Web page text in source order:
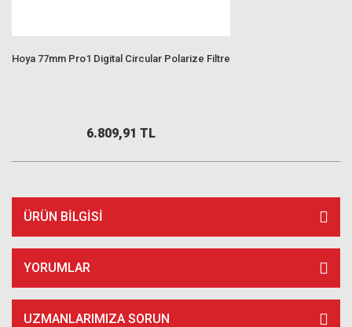
Hoya 77mm Pro1 Digital Circular Polarize Filtre
6.809,91 TL
ÜRÜN BILGISI
YORUMLAR
UZMANLARIMIZA SORUN